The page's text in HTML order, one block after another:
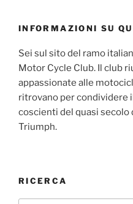
INFORMAZIONI SU
Sei sul sito del ramo
Motor Cycle Club. Il club
appassionate alle
ritrovano per condividere
coscienti del quasi secolo
Triumph.
RICERCA